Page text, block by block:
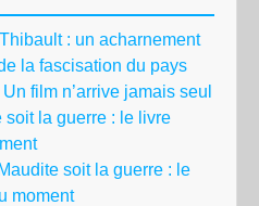
: un acharnement
la fascisation du pays
Un film n’arrive jamais seul
soit la guerre : le livre
Maudite soit la guerre : le
moment